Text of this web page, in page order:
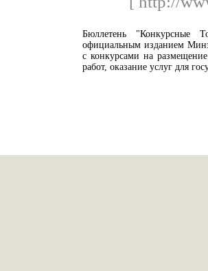
Бюллетень "Конкурсные
официальным изданием
с конкурсами на
работ, оказание услуг для